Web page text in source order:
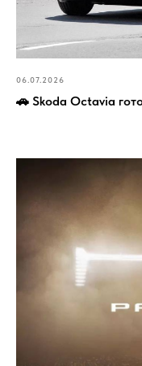
06.07.2026
🚗 Skoda Octavia